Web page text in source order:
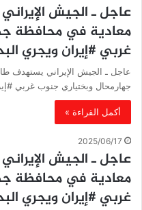
عاجل ـ الجيش
معادية في محافظة
غربي #إيران ويجري
عاجل ـ الجيش الإيراني يستهدف
جهارمحال وبختياري جنوب غربي
أكمل القراءة »
2025/06/17
عاجل ـ الجيش
معادية في محافظة
غربي #إيران ويجري